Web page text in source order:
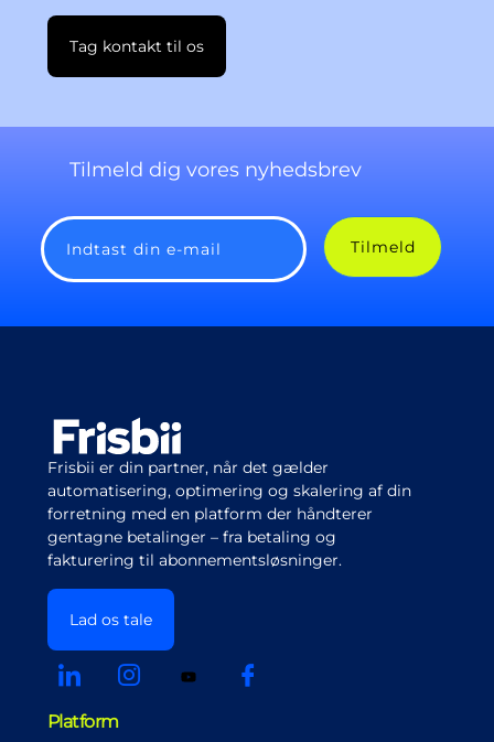
Tag kontakt til os
Tilmeld dig vores nyhedsbrev
Indtast din e-mail Tilmeld
Frisbii er din partner, når det gælder
automatisering, optimering og skalering af din
forretning med en platform der håndterer
gentagne betalinger – fra betaling og
fakturering til abonnementsløsninger.
Lad os tale
Platform